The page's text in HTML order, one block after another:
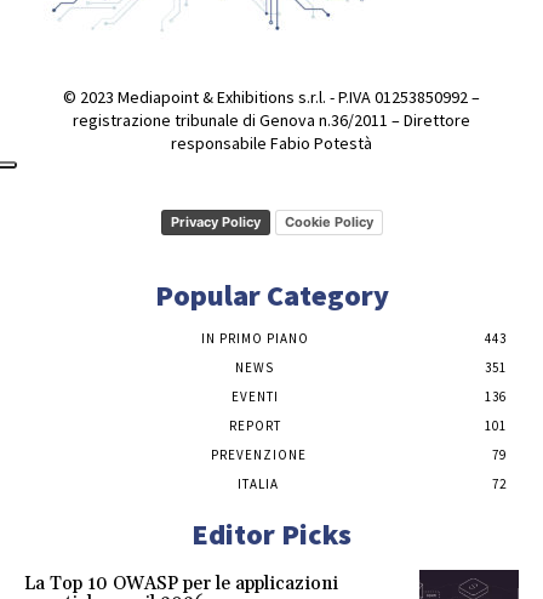
© 2023 Mediapoint & Exhibitions s.r.l. - P.IVA 01253850992 –
registrazione tribunale di Genova n.36/2011 – Direttore
responsabile Fabio Potestà
Privacy Policy Cookie Policy
Popular Category
IN PRIMO PIANO
443
NEWS
351
EVENTI
136
REPORT
101
PREVENZIONE
79
ITALIA
72
Editor Picks
La Top 10 OWASP per le applicazioni